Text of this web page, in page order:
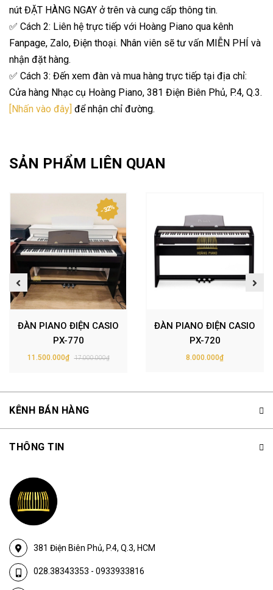
nút ĐẶT HÀNG NGAY ở trên và cung cấp thông tin.
✅ Cách 2: Liên hệ trực tiếp với Hoàng Piano qua kênh
Fanpage, Zalo, Điện thoại. Nhân viên sẽ tư vấn MIỄN PHÍ và
nhận đặt hàng.
✅ Cách 3: Đến xem đàn và mua hàng trực tiếp tại địa chỉ:
Cửa hàng Nhạc cụ Hoàng Piano, 381 Điện Biên Phủ, P.4, Q.3.
[Nhấn vào đây] để nhận chỉ đường.
SẢN PHẨM LIÊN QUAN
- 32%
ĐÀN PIANO ĐIỆN CASIO
PX-770
11.500.000₫ 17.000.000₫
ĐÀN PIANO ĐIỆN CASIO
PX-720
8.000.000₫
KÊNH BÁN HÀNG
381 Điện Biên Phủ, P.4, Q.3, HCM
028.38343353 - 0933933816
THÔNG TIN